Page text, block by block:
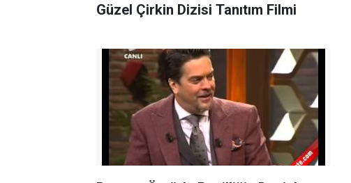
Güzel Çirkin Dizisi Tanıtım Filmi